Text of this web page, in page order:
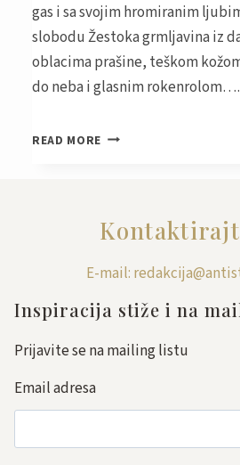
gas i sa svojim hromiranim
slobodu Žestoka grmljavina iz
oblacima prašine, teškom
do neba i glasnim
READ MORE DAME
KROTITELJKE
ČELIČNIH
E-mail:
Inspiracija stiže i na
Prijavite se na mailing listu
Email adresa